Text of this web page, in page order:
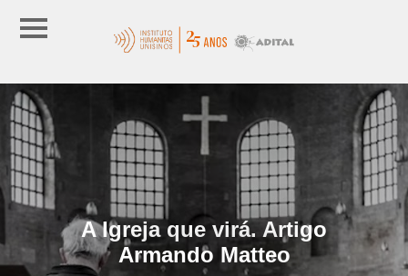
A Igreja que virá. Artigo
Armando Matteo